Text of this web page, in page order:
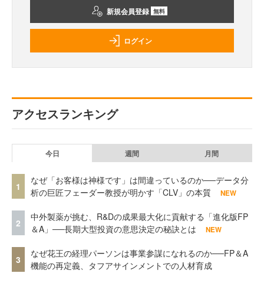
新規会員登録 無料
ログイン
アクセスランキング
今日 週間 月間
1
なぜ「お客様は神様です」は間違っているのか──データ分
析の巨匠フェーダー教授が明かす「CLV」の本質
NEW
2
中外製薬が挑む、R&Dの成果最大化に貢献する「進化版FP
＆A」──長期大型投資の意思決定の秘訣とは
NEW
3
なぜ花王の経理パーソンは事業参謀になれるのか──FP＆A
機能の再定義、タフアサインメントでの人材育成